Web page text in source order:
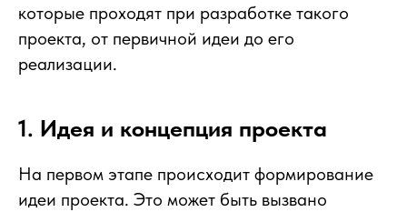
которые проходят при разработке такого
проекта, от первичной идеи до его
реализации.
1. Идея и концепция проекта
На первом этапе происходит формирование
идеи проекта. Это может быть вызвано